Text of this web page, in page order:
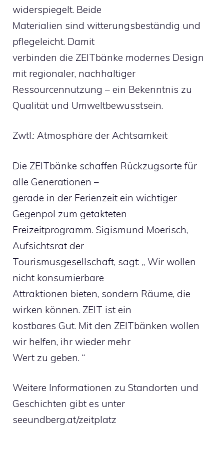
widerspiegelt. Beide
Materialien sind witterungsbeständig und
pflegeleicht. Damit
verbinden die ZEITbänke modernes Design
mit regionaler, nachhaltiger
Ressourcennutzung – ein Bekenntnis zu
Qualität und Umweltbewusstsein.
Zwtl.: Atmosphäre der Achtsamkeit
Die ZEITbänke schaffen Rückzugsorte für
alle Generationen –
gerade in der Ferienzeit ein wichtiger
Gegenpol zum getakteten
Freizeitprogramm. Sigismund Moerisch,
Aufsichtsrat der
Tourismusgesellschaft, sagt: „ Wir wollen
nicht konsumierbare
Attraktionen bieten, sondern Räume, die
wirken können. ZEIT ist ein
kostbares Gut. Mit den ZEITbänken wollen
wir helfen, ihr wieder mehr
Wert zu geben. “
Weitere Informationen zu Standorten und
Geschichten gibt es unter
seeundberg.at/zeitplatz